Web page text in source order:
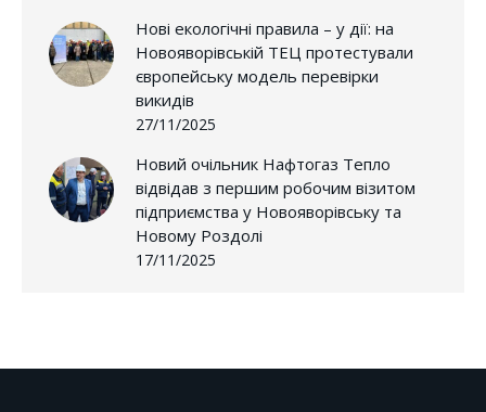
Нові екологічні правила – у дії: на
Новояворівській ТЕЦ протестували
європейську модель перевірки
викидів
27/11/2025
Новий очільник Нафтогаз Тепло
відвідав з першим робочим візитом
підприємства у Новояворівську та
Новому Роздолі
17/11/2025